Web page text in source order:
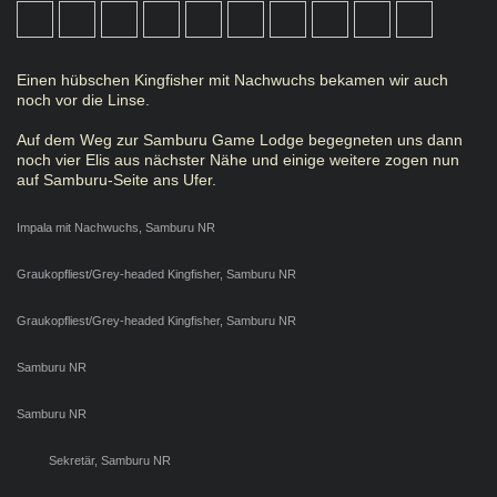
Einen hübschen Kingfisher mit Nachwuchs bekamen wir auch
noch vor die Linse.
Auf dem Weg zur Samburu Game Lodge begegneten uns dann
noch vier Elis aus nächster Nähe und einige weitere zogen nun
auf Samburu-Seite ans Ufer.
Impala mit Nachwuchs, Samburu NR
Graukopfliest/Grey-headed Kingfisher, Samburu NR
Graukopfliest/Grey-headed Kingfisher, Samburu NR
Samburu NR
Samburu NR
Sekretär, Samburu NR